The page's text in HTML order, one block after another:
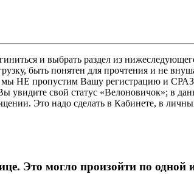
и выбрать раздел из
быть понятен для прочтения и не
НЕ пропустим Вашу регистрацию и
увидите свой статус «Велоновичок»; в
Это надо сделать в Кабинете, в
Это могло произойти по одной